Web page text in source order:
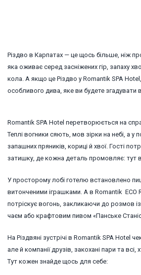
Різдво в Карпатах — це щось більше, ніж
яка оживає серед засніжених гір, запаху
кола. А якщо це Різдво у Romantik SPA
особливого дива, яке ви будете згадувати
Romantik SPA Hotel перетворюється на
Теплі вогники сяють, мов зірки на небі, а у
запашних пряників, кориці й хвої. Гості
затишку, де кожна деталь промовляє: тут
У просторому лобі готелю встановлено
витонченими іграшками. А в Romantik ECO
потріскує вогонь, закликаючи до розмов
чаєм або крафтовим пивом «Панське
На Різдвяні зустрічі в Romantik SPA Hotel
але й компанії друзів, закохані пари та всі,
Тут кожен знайде щось для себе: